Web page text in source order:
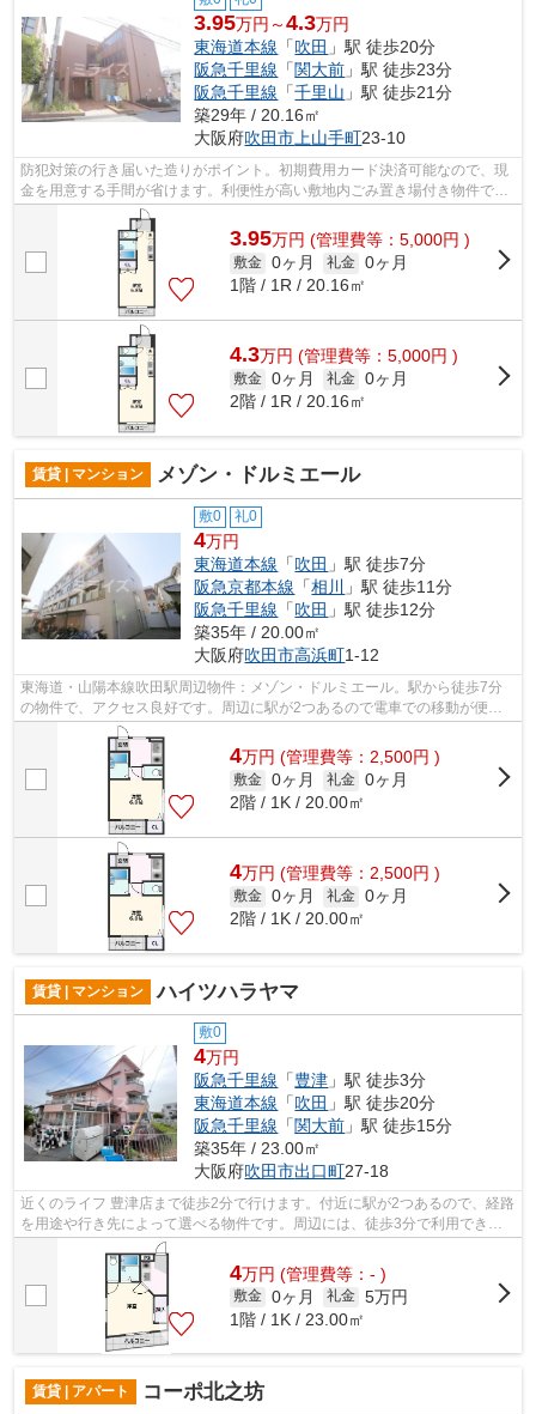
3.95万円～4.3万円
東海道本線 「吹田 」駅 徒歩20分
阪急千里線 「関大前 」駅 徒歩23分
阪急千里線 「千里山 」駅 徒歩21分
築29年 / 20.16㎡
大阪府吹田市 上山手町23-10
防犯対策の行き届いた造りがポイント。初期費用カード決済可能なので、現
金を用意する手間が省けます。利便性が高い敷地内ごみ置き場付き物件で
す。日々のごみ出しが楽できます。付近...
3.95万円 (管理費等：5,000円 )
敷金 0ヶ月 礼金 0ヶ月
1階 / 1R / 20.16㎡
4.3万円 (管理費等：5,000円 )
敷金 0ヶ月 礼金 0ヶ月
2階 / 1R / 20.16㎡
賃貸 | マンション メゾン・ドルミエール
敷0 礼0
4万円
東海道本線 「吹田 」駅 徒歩7分
阪急京都本線 「相川
」駅 徒歩11分
阪急千里線 「吹田 」駅 徒歩12分
築35年 / 20.00㎡
大阪府吹田市高浜町1-12
東海道・山陽本線吹田駅周辺物件：メゾン・ドルミエール。駅から徒歩7分
の物件で、アクセス良好です。周辺に駅が2つあるので電車での移動が便利
です。広々とした空間を確保できるのが...
4万円 (管理費等：2,500円 )
敷金 0ヶ月 礼金 0ヶ月
2階 / 1K / 20.00㎡
4万円 (管理費等：2,500円 )
敷金 0ヶ月 礼金 0ヶ月
2階 / 1K / 20.00㎡
賃貸 | マンション ハイツハラヤマ
敷0
4万円
阪急千里線 「豊津 」駅 徒歩3分
東海道本線 「吹田 」駅 徒歩20分
阪急千里線 「関大前 」駅 徒歩15分
築35年 / 23.00㎡
大阪府吹田市出口町27-18
近くのライフ 豊津店まで徒歩2分で行けます。付近に駅が2つあるので、経路
を用途や行き先によって選べる物件です。周辺には、徒歩3分で利用できる
駅があります。もしものときの地震に...
4万円 (管理費等：- )
敷金 0ヶ月 礼金 5万円
1階 / 1K / 23.00㎡
賃貸 | アパート コーポ北之坊